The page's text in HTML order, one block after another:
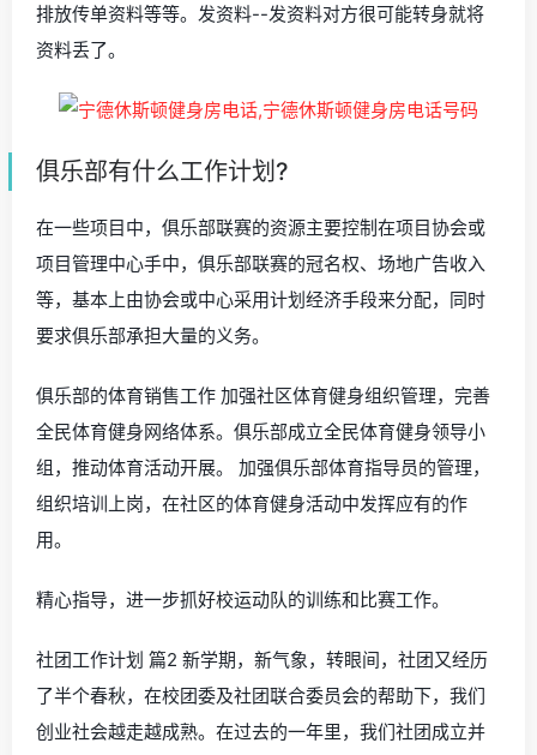
排放传单资料等等。发资料--发资料对方很可能转身就将
资料丢了。
俱乐部有什么工作计划?
在一些项目中，俱乐部联赛的资源主要控制在项目协会或
项目管理中心手中，俱乐部联赛的冠名权、场地广告收入
等，基本上由协会或中心采用计划经济手段来分配，同时
要求俱乐部承担大量的义务。
俱乐部的体育销售工作 加强社区体育健身组织管理，完善
全民体育健身网络体系。俱乐部成立全民体育健身领导小
组，推动体育活动开展。 加强俱乐部体育指导员的管理，
组织培训上岗，在社区的体育健身活动中发挥应有的作
用。
精心指导，进一步抓好校运动队的训练和比赛工作。
社团工作计划 篇2 新学期，新气象，转眼间，社团又经历
了半个春秋，在校团委及社团联合委员会的帮助下，我们
创业社会越走越成熟。在过去的一年里，我们社团成立并